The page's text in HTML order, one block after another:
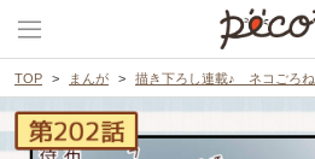
TOP まんが 描き下ろし連載♪ ネコごろね